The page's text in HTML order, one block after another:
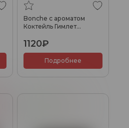
Bonche с ароматом
Коктейль Гимлет
1120₽
Подробнее